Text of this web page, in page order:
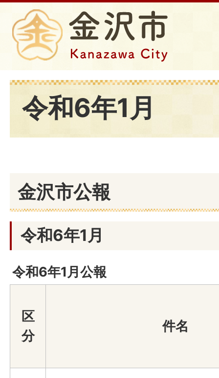
令和6年1月
金沢市公報
令和6年1月
令和6年1月公報
区
分
件名